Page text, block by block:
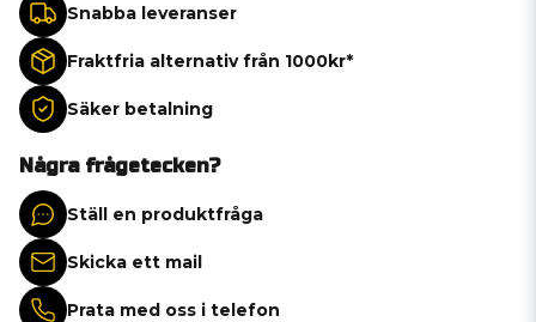
Snabba leveranser
Fraktfria alternativ från 1000kr*
Säker betalning
Några frågetecken?
Ställ en produktfråga
Skicka ett mail
Prata med oss i telefon